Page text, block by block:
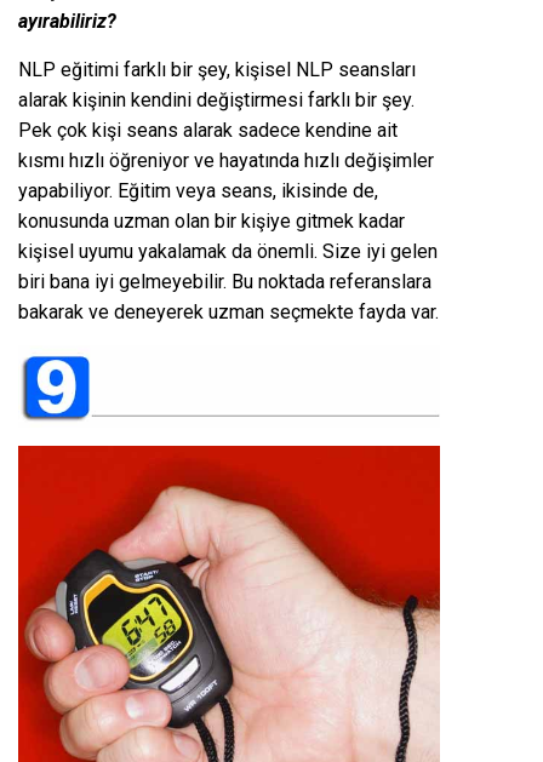
ayırabiliriz?
NLP eğitimi farklı bir şey, kişisel NLP seansları
alarak kişinin kendini değiştirmesi farklı bir şey.
Pek çok kişi seans alarak sadece kendine ait
kısmı hızlı öğreniyor ve hayatında hızlı değişimler
yapabiliyor. Eğitim veya seans, ikisinde de,
konusunda uzman olan bir kişiye gitmek kadar
kişisel uyumu yakalamak da önemli. Size iyi gelen
biri bana iyi gelmeyebilir. Bu noktada referanslara
bakarak ve deneyerek uzman seçmekte fayda var.